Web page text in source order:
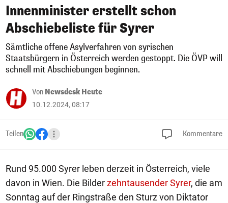
Innenminister erstellt schon
Abschiebeliste für Syrer
Sämtliche offene Asylverfahren von syrischen
Staatsbürgern in Österreich werden gestoppt. Die ÖVP will
schnell mit Abschiebungen beginnen.
Von Newsdesk Heute
10.12.2024, 08:17
Teilen Kommentare
Rund 95.000 Syrer leben derzeit in Österreich, viele
davon in Wien. Die Bilderzehntausender Syrer, die am
Sonntag auf der Ringstraße den Sturz von Diktator